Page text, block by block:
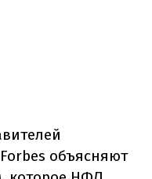
объясняют